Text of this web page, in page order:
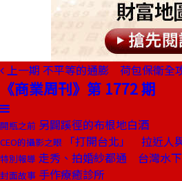
上一期 不平等的通膨 荷包保衛全
《商業周刊》第 1772 期
開瓶之前 另闢蹊徑的布根地白酒
CEO的攝影之眼 「打開台北」 拉近人
特別報導 走秀、拍婚紗都通 台灣水
封面故事 手作療癒診所